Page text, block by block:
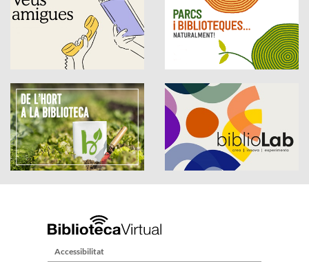
Accessibilitat